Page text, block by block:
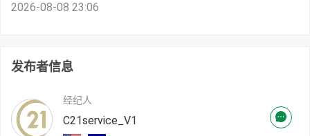
2026-08-08 23:06
发布者信息
经纪人
C21service_V1